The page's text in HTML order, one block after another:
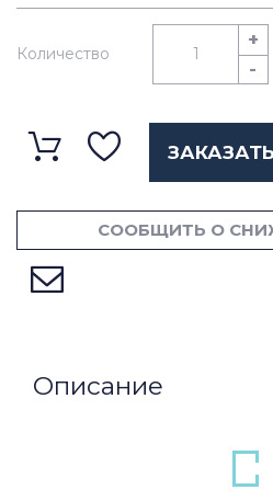
Количество
+
-
СООБЩИТЬ О
Описание